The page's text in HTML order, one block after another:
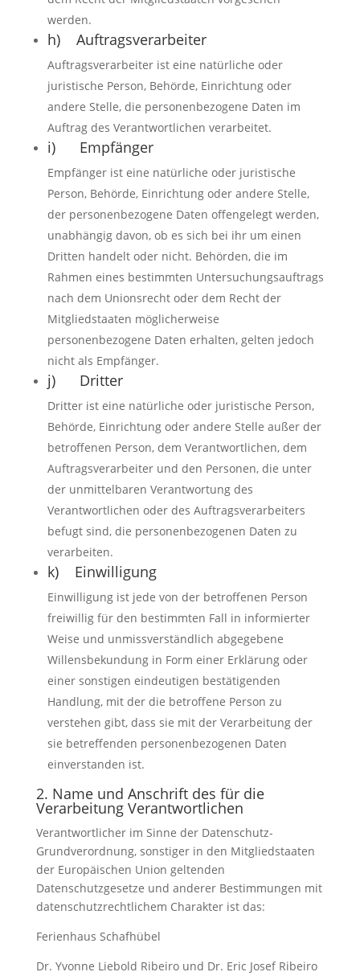
werden.
h) Auftragsverarbeiter
Auftragsverarbeiter ist eine natürliche oder
juristische Person, Behörde, Einrichtung oder
andere Stelle, die personenbezogene Daten im
Auftrag des Verantwortlichen verarbeitet.
i) Empfänger
Empfänger ist eine natürliche oder juristische
Person, Behörde, Einrichtung oder andere Stelle,
der personenbezogene Daten offengelegt werden,
unabhängig davon, ob es sich bei ihr um einen
Dritten handelt oder nicht. Behörden, die im
Rahmen eines bestimmten Untersuchungsauftrags
nach dem Unionsrecht oder dem Recht der
Mitgliedstaaten möglicherweise
personenbezogene Daten erhalten, gelten jedoch
nicht als Empfänger.
j) Dritter
Dritter ist eine natürliche oder juristische Person,
Behörde, Einrichtung oder andere Stelle außer der
betroffenen Person, dem Verantwortlichen, dem
Auftragsverarbeiter und den Personen, die unter
der unmittelbaren Verantwortung des
Verantwortlichen oder des Auftragsverarbeiters
befugt sind, die personenbezogenen Daten zu
verarbeiten.
k) Einwilligung
Einwilligung ist jede von der betroffenen Person
freiwillig für den bestimmten Fall in informierter
Weise und unmissverständlich abgegebene
Willensbekundung in Form einer Erklärung oder
einer sonstigen eindeutigen bestätigenden
Handlung, mit der die betroffene Person zu
verstehen gibt, dass sie mit der Verarbeitung der
sie betreffenden personenbezogenen Daten
einverstanden ist.
2. Name und Anschrift des für die
Verarbeitung Verantwortlichen
Verantwortlicher im Sinne der Datenschutz-
Grundverordnung, sonstiger in den Mitgliedstaaten
der Europäischen Union geltenden
Datenschutzgesetze und anderer Bestimmungen mit
datenschutzrechtlichem Charakter ist das:
Ferienhaus Schafhübel
Dr. Yvonne Liebold Ribeiro und Dr. Eric Josef Ribeiro